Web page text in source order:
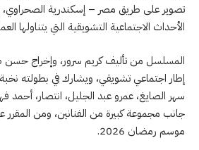
تصوير على طريق مصر – إسكندرية الصحراوي،
الأحداث الاجتماعية التشويقية التي يتناولها
المسلسل من تأليف كريم سرور، وإخراج حسن
إطار اجتماعي تشويقي، ويشارك في بطولته
سهر الصايغ، عمرو عبد الجليل، انتصار، أحمد
جانب مجموعة كبيرة من الفنانين، ومن المقرر
موسم رمضان 2026.